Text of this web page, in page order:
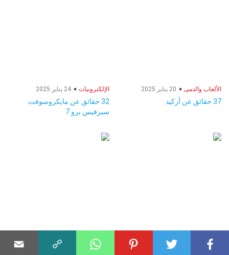
الألعاب والدمى
37 حقائق عن أركيد
الإلكترونيات
32 حقائق عن مايكروسوفت
سيرفيس برو 7